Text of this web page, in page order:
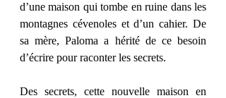
d’une maison qui tombe en ruine dans les
montagnes cévenoles et d’un cahier. De
sa mère, Paloma a hérité de ce besoin
d’écrire pour raconter les secrets.
Des secrets, cette nouvelle maison en